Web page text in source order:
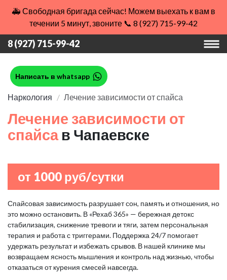
🚑 Свободная бригада сейчас! Можем выехать к вам в
течении 5 минут, звоните 📞 8 (927) 715-99-42
8 (927) 715-99-42
Написать в whatsapp
Наркология Лечение зависимости от спайса
Лечение зависимости от
спайса в Чапаевске
от 1000 руб/сутки
Спайсовая зависимость разрушает сон, память и отношения, но
это можно остановить. В «Рехаб 365» — бережная детокс
стабилизация, снижение тревоги и тяги, затем персональная
терапия и работа с триггерами. Поддержка 24/7 помогает
удержать результат и избежать срывов. В нашей клинике мы
возвращаем ясность мышления и контроль над жизнью, чтобы
отказаться от курения смесей навсегда.